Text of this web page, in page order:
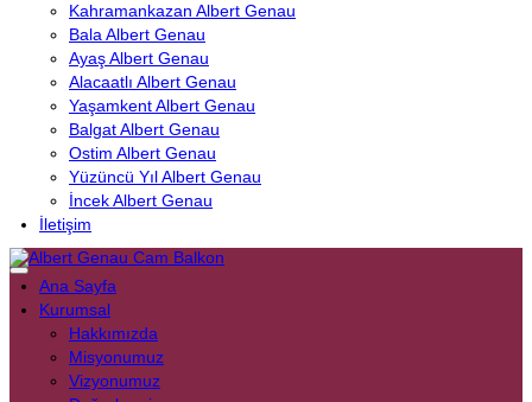
Kahramankazan Albert Genau
Bala Albert Genau
Ayaş Albert Genau
Alacaatlı Albert Genau
Yaşamkent Albert Genau
Balgat Albert Genau
Ostim Albert Genau
Yüzüncü Yıl Albert Genau
İncek Albert Genau
İletişim
Ana Sayfa
Kurumsal
Hakkımızda
Misyonumuz
Vizyonumuz